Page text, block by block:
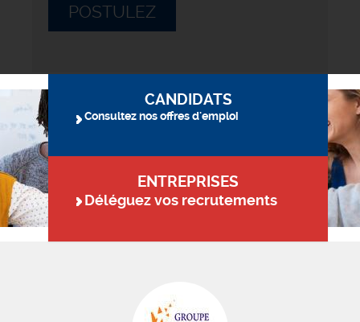
POSTULEZ
CANDIDATS
Consultez nos offres d'emploi
ENTREPRISES
Déléguez vos recrutements